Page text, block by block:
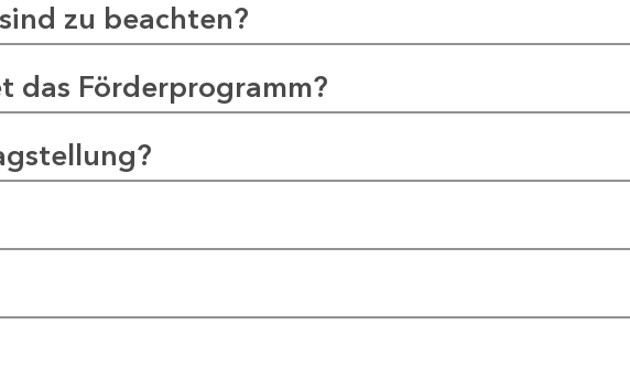
zu beachten?
das Förderprogramm?